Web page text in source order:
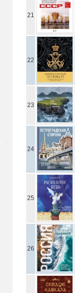
21
22
23
24
25
26